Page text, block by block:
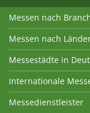
Messen nach
Messen nach
Messestädte in
Internationale
Messedienstleister